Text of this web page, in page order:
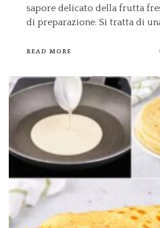
sapore delicato della frutta
di preparazione. Si tratta di
READ MORE